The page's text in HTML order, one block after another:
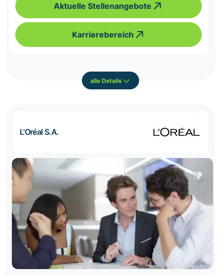
Aktuelle Stellenangebote
Karrierebereich
alle Details
L'Oréal S.A.